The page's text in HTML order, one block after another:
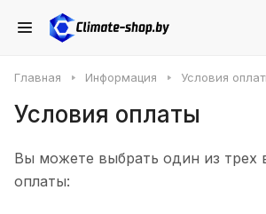
Главная Информация Условия
Условия оплаты
Вы можете выбрать один из трех
оплаты: